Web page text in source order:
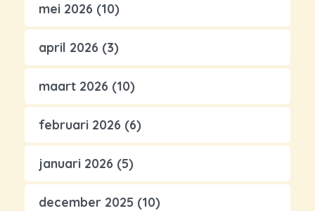
mei 2026 (10)
april 2026 (3)
maart 2026 (10)
februari 2026 (6)
januari 2026 (5)
december 2025 (10)